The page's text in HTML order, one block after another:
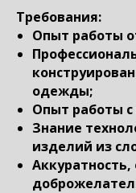
Требования:
Опыт работы
одежды;
Опыт работы
Знание
изделий из
Аккуратность,